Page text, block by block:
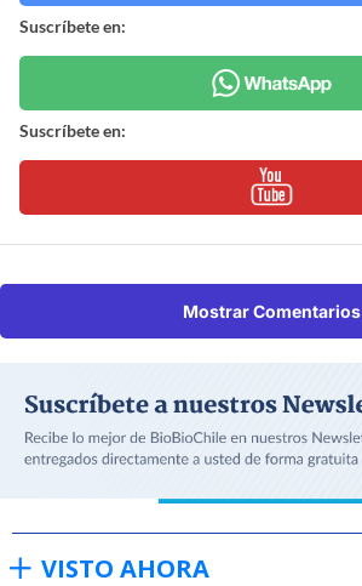
Suscríbete en:
Suscríbete en:
Mostrar Comentarios
VISTO AHORA